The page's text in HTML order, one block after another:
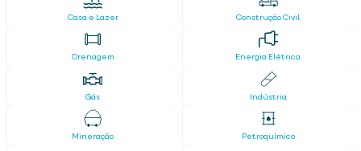
Casa e Lazer Construção Civil
Drenagem Energia Elétrica
Gás Indústria
Mineração Petroquímico